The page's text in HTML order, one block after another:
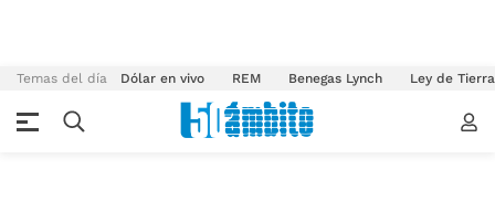
Temas del día Dólar en vivo REM Benegas Lynch Ley de